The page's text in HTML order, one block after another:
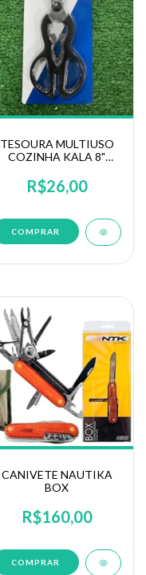
TESOURA MULTIUSO
COZINHA KALA 8"
R$26,00
CANIVETE NAUTIKA
BOX
R$160,00